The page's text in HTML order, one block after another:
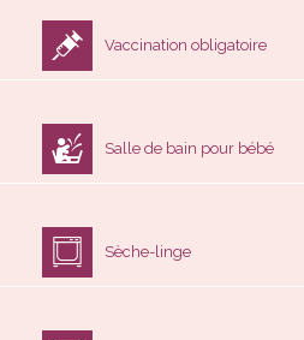
Vaccination obligatoire
Salle de bain pour bébé
Sèche-linge